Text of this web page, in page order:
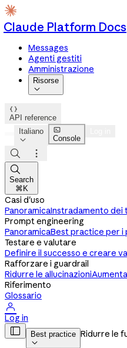
Claude Platform Docs
Messages
Agenti gestiti
Amministrazione
Risorse


API reference
Italiano


Console



Search
⌘K
Casi d'uso
PanoramicaInstradamento dei
Prompt engineering
PanoramicaBest practice per i
Testare e valutare
Definire il successo e creare
Rafforzare i guardrail
Ridurre le allucinazioni
Riferimento
Glossario

Log in
 Best practice

Ridurre le